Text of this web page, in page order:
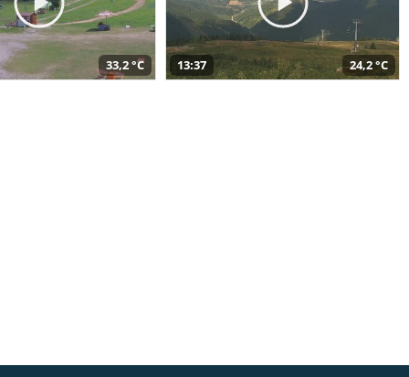
33,2 °C 13:37 24,2 °C